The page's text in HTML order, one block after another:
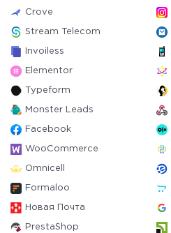
Crove
Stream Telecom
Invoiless
Elementor
Typeform
Monster Leads
Facebook
WooCommerce
Omnicell
Formaloo
Новая Почта
PrestaShop